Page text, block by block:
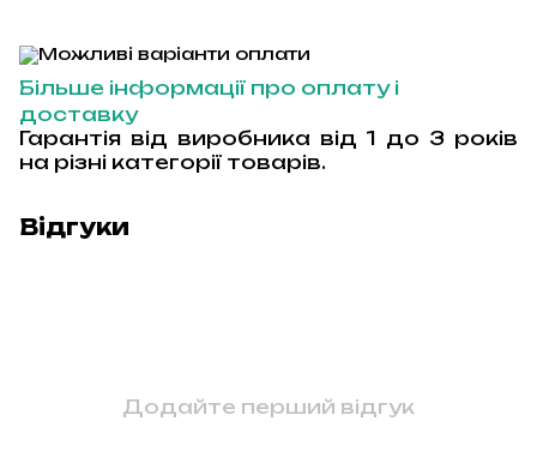
Більше інформації про оплату і
доставку
Гарантія від виробника від 1 до 3 років
на різні категорії товарів.
Відгуки
Додайте перший відгук